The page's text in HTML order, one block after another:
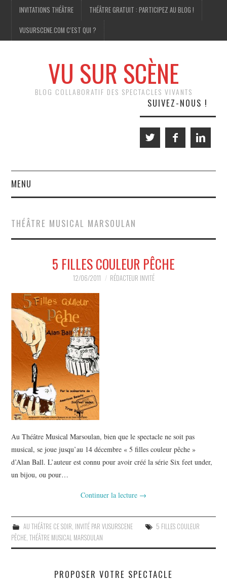
INVITATIONS THÉÂTRE THÉÂTRE GRATUIT : PARTICIPEZ AU BLOG !
VUSURSCENE.COM C’EST QUI ?
VU SUR SCÈNE
BLOG COLLABORATIF DES SPECTACLES VIVANTS
SUIVEZ-NOUS !
MENU
MUSIQUE
HUMOUR
HORS SCÈNE
PROPOSER UN SPECTACLE
THÉÂTRE MUSICAL MARSOULAN
5 FILLES COULEUR PÊCHE
12/06/2011 RÉDACTEUR INVITÉ
Au Théâtre Musical Marsoulan, bien que le spectacle ne soit pas
musical, se joue jusqu’au 14 décembre « 5 filles couleur pêche »
d’Alan Ball. L’auteur est connu pour avoir créé la série Six feet under,
un bijou, ou pour…
Continuer la lecture →
AU THÉÂTRE CE SOIR, INVITÉ PAR VUSURSCENE
5 FILLES COULEUR
PÊCHE,THÉÂTRE MUSICAL MARSOULAN
PROPOSER VOTRE SPECTACLE